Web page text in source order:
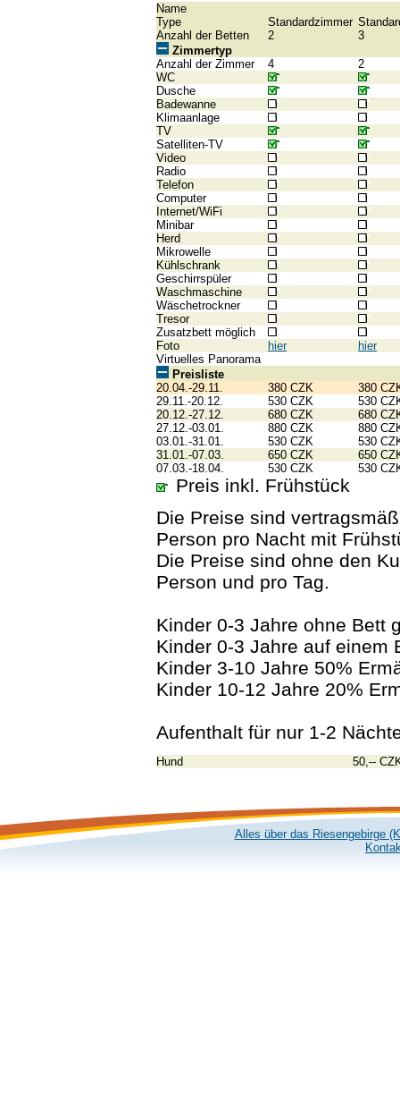
Name
Type
Standardzimmer
Anzahl der Betten
2
3
Zimmertyp
Anzahl der Zimmer
4
2
WC
Dusche
Badewanne
Klimaanlage
TV
Satelliten-TV
Video
Radio
Telefon
Computer
Internet/WiFi
Minibar
Herd
Mikrowelle
Kühlschrank
Geschirrspüler
Waschmaschine
Wäschetrockner
Tresor
Zusatzbett möglich
Foto
hier
hier
Virtuelles Panorama
Preisliste
20.04.-29.11.
380 CZK
380
29.11.-20.12.
530 CZK
530
20.12.-27.12.
680 CZK
680
27.12.-03.01.
880 CZK
880
03.01.-31.01.
530 CZK
530
31.01.-07.03.
650 CZK
650
07.03.-18.04.
530 CZK 530
Preis inkl. Frühstück
Die Preise sind
Person pro Nacht mit
Die Preise sind ohne den
Person und pro Tag.
Kinder 0-3 Jahre ohne Bett
Kinder 0-3 Jahre auf einem
Kinder 3-10 Jahre 50%
Kinder 10-12 Jahre 20%
Aufenthalt für nur 1-2
Hund 50,--
Alles über das Riesengebirge